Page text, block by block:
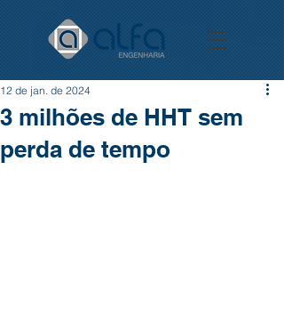
3 milhões de HHT sem
perda de tempo
12 de jan. de 2024